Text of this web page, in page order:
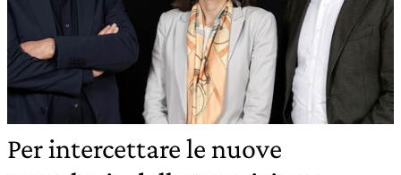
Per intercettare le nuove